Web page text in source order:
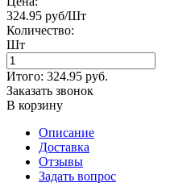
324.95 руб/Шт
Количество:
Шт
Итого: 324.95 руб.
Заказать звонок
В корзину
Описание
Доставка
Отзывы
Задать вопрос